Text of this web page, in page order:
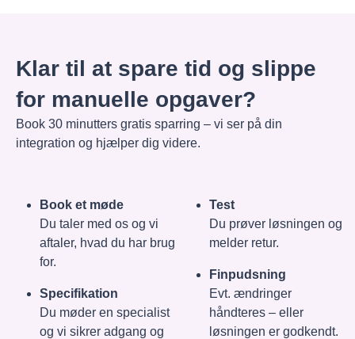
Klar til at spare tid og slippe
for manuelle opgaver?
Book 30 minutters gratis sparring – vi ser på din
integration og hjælper dig videre.
Book et møde
Du taler med os og vi
aftaler, hvad du har brug
for.
Specifikation
Du møder en specialist
og vi sikrer adgang og
Test
Du prøver løsningen og
melder retur.
Finpudsning
Evt. ændringer
håndteres – eller
løsningen er godkendt.